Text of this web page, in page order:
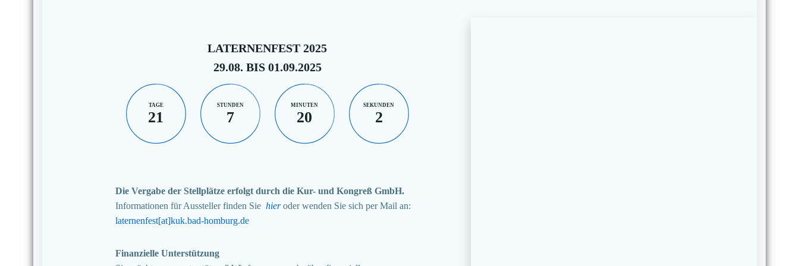
LATERNENFEST 2025
29.08. BIS 01.09.2025
TAGE
21
STUNDEN
7
MINUTEN
20
SEKUNDEN
1
Die Vergabe der Stellplätze erfolgt durch die Kur- und Kongreß GmbH.
Informationen für Aussteller finden Sie hieroder wenden Sie sich per Mail an:
laternenfest[at]kuk.bad-homburg.de
Finanzielle Unterstützung